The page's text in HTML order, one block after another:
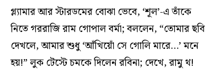
গ্ল্যামার আর স্টারডমের বোঝা ভেবে, ‘শূল’-এ তাঁকে
নিতে গররাজি রাম গোপাল বর্মা; বললেন, “তোমার ছবি
দেখলে, আমার শুধু ‘আঁখিয়োঁ সে গোলি মারে…’ মনে
হয়!” লুক টেস্টে চমকে দিলেন রবিনা; দেখে, রামু থ!